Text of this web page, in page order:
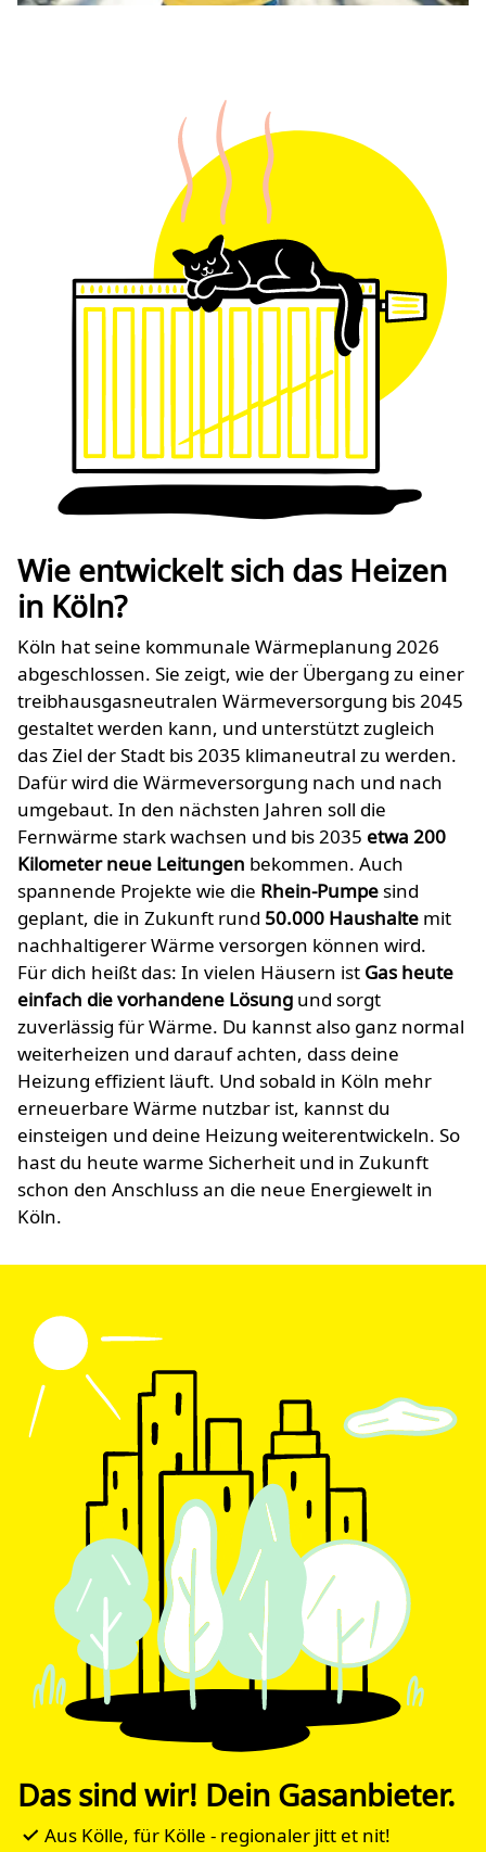
Wie entwickelt sich das Heizen
in Köln?
Köln hat seine kommunale Wärmeplanung 2026
abgeschlossen. Sie zeigt, wie der Übergang zu einer
treibhausgasneutralen Wärmeversorgung bis 2045
gestaltet werden kann, und unterstützt zugleich
das Ziel der Stadt bis 2035 klimaneutral zu werden.
Dafür wird die Wärmeversorgung nach und nach
umgebaut. In den nächsten Jahren soll die
Fernwärme stark wachsen und bis 2035 etwa 200
Kilometer neue Leitungen bekommen. Auch
spannende Projekte wie die Rhein-Pumpesind
geplant, die in Zukunft rund 50.000 Haushalte mit
nachhaltigerer Wärme versorgen können wird.
Für dich heißt das: In vielen Häusern ist Gas heute
einfach die vorhandene Lösung und sorgt
zuverlässig für Wärme. Du kannst also ganz normal
weiterheizen und darauf achten, dass deine
Heizung effizient läuft. Und sobald in Köln mehr
erneuerbare Wärme nutzbar ist, kannst du
einsteigen und deine Heizung weiterentwickeln. So
hast du heute warme Sicherheit und in Zukunft
schon den Anschluss an die neue Energiewelt in
Köln.
Das sind wir! Dein Gasanbieter.
Aus Kölle, für Kölle - regionaler jitt et nit!